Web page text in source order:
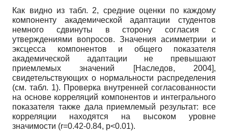
Как видно из табл. 2, средние оценки по каждому
компоненту академической адаптации студентов
немного сдвинуты в сторону согласия с
утверждениями вопросов. Значения асимметрии и
эксцесса компонентов и общего показателя
академической адаптации не превышают
приемлемых значений
[Наследов, 2004],
свидетельствующих о нормальности распределения
(см. табл. 1). Проверка внутренней согласованности
на основе корреляций компонентов и интегрального
показателя также дала приемлемый результат: все
корреляции находятся на высоком уровне
значимости (r=0.42-0.84, p<0.01).